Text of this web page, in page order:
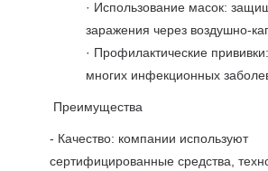
· Использование масок:
заражения через воздушно-
· Профилактические
многих инфекционных
Преимущества
- Качество: компании используют
сертифицированные средства,